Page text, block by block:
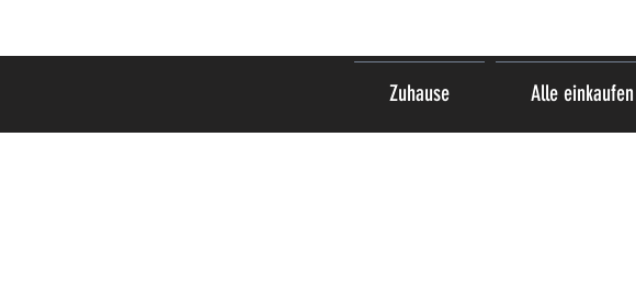
Zuhause Alle einkaufen